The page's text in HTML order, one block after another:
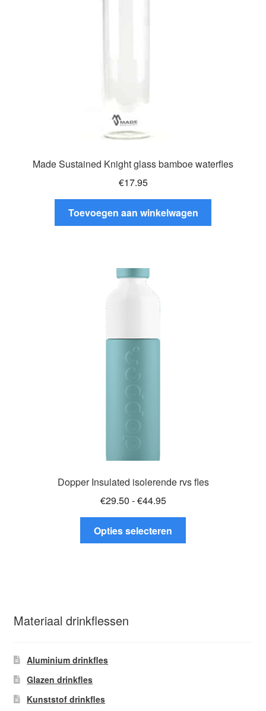
Made Sustained Knight glass bamboe waterfles
€17.95
Toevoegen aan winkelwagen
Dopper Insulated isolerende rvs fles
€29.50 -€44.95Prijsklasse:
€29.50
tot
€44.95
Opties selecteren
Materiaal drinkflessen
Aluminium drinkfles
Glazen drinkfles
Kunststof drinkfles